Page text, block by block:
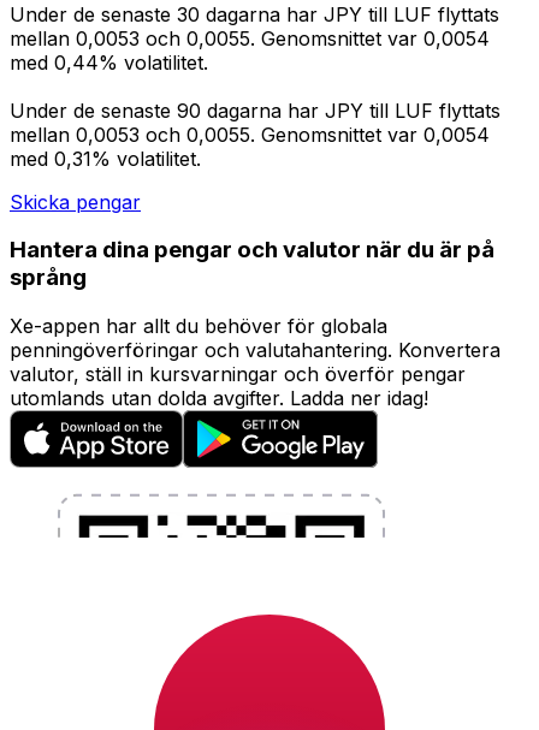
Under de senaste 30 dagarna har JPY till LUF flyttats
mellan 0,0053 och 0,0055. Genomsnittet var 0,0054
med 0,44% volatilitet.
Under de senaste 90 dagarna har JPY till LUF flyttats
mellan 0,0053 och 0,0055. Genomsnittet var 0,0054
med 0,31% volatilitet.
Skicka pengar
Hantera dina pengar och valutor när du är på
språng
Xe-appen har allt du behöver för globala
penningöverföringar och valutahantering. Konvertera
valutor, ställ in kursvarningar och överför pengar
utomlands utan dolda avgifter. Ladda ner idag!